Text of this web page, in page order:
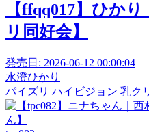
【ffqq017】ひか
リ同好会】
発売日: 2026-06-12 00:00:04
水澄ひかり
パイズリ ハイビジョン 乳ク